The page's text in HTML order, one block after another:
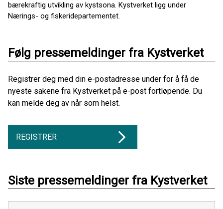
bærekraftig utvikling av kystsona. Kystverket ligg under
Nærings- og fiskeridepartementet.
Følg pressemeldinger fra Kystverket
Registrer deg med din e-postadresse under for å få de
nyeste sakene fra Kystverket på e-post fortløpende. Du
kan melde deg av når som helst.
REGISTRER
Siste pressemeldinger fra Kystverket